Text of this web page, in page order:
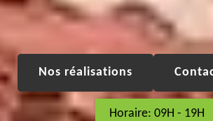
Nos réalisations
Horaire: 09H - 19H